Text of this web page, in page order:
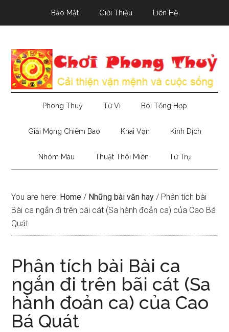
Bảo Mật Giới Thiệu Liên Hệ
Phong Thuỷ Tử Vi Bói Tổng Hợp
Giải Mộng Chiêm Bao Khai Vận Kinh Dịch
Nhóm Máu Thuật Thôi Miên Tứ Trụ
You are here: Home / Những bài văn hay / Phân tích bài
Bài ca ngắn đi trên bãi cát (Sa hành đoản ca) của Cao Bá
Quát
Phân tích bài Bài ca
ngắn đi trên bãi cát (Sa
hành đoản ca) của Cao
Bá Quát